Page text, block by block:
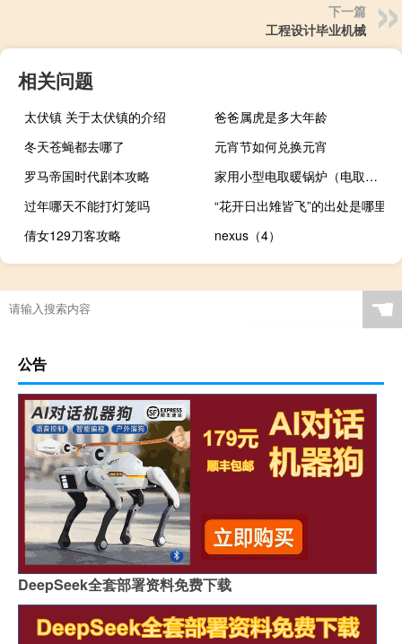
下一篇
工程设计毕业机械
相关问题
太伏镇 关于太伏镇的介绍
爸爸属虎是多大年龄
冬天苍蝇都去哪了
元宵节如何兑换元宵
罗马帝国时代剧本攻略
家用小型电取暖锅炉（电取暖锅炉）
过年哪天不能打灯笼吗
“花开日出雉皆飞”的出处是哪里
倩女129刀客攻略
nexus（4）
☚
公告
DeepSeek全套部署资料免费下载